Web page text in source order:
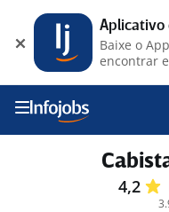
4,2
Aplicativo
Baixe o
encontrar